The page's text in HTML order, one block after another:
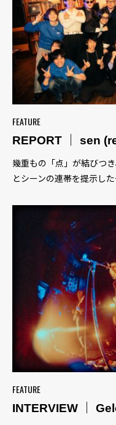
FEATURE
REPORT ｜ sen
幾重もの「点」が結びつ
とシーンの連帯を提示し
FEATURE
INTERVIEW ｜